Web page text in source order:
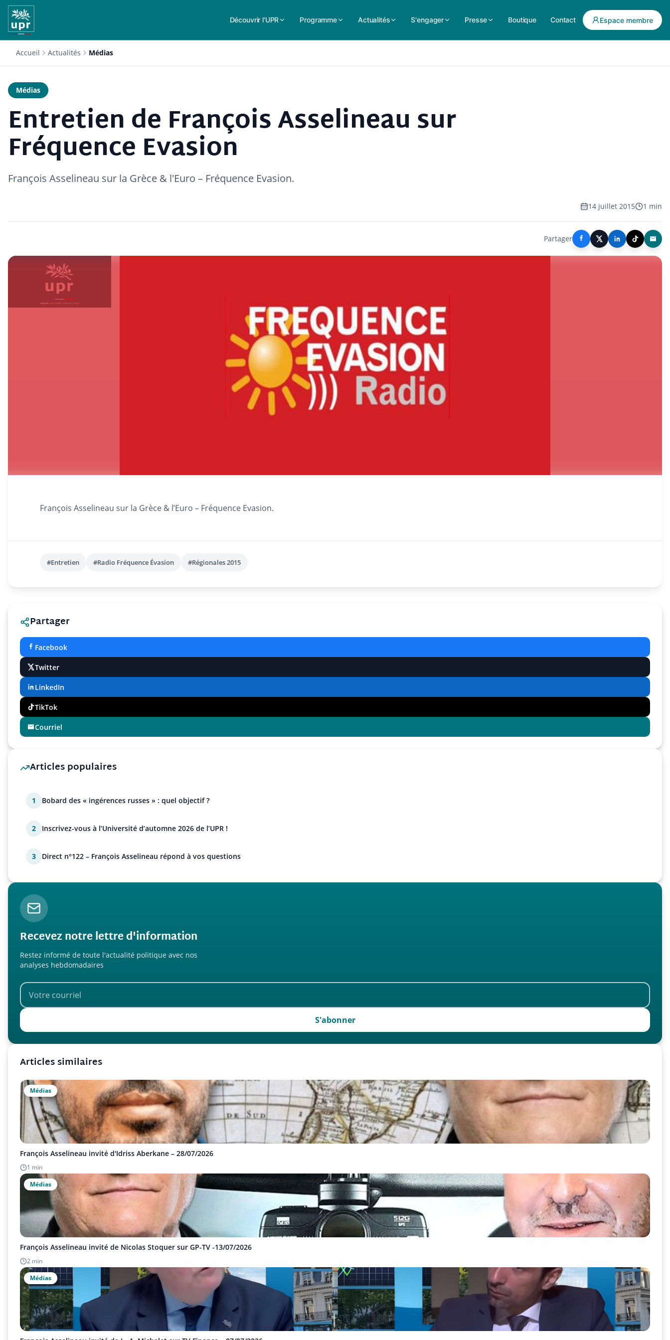
Découvrir l'UPR Programme Actualités S'engager Presse Boutique Contact Espace membre
Accueil Actualités Médias
Médias
Entretien de François Asselineau sur
Fréquence Evasion
François Asselineau sur la Grèce & l'Euro – Fréquence Evasion.
14 juillet 2015 1 min
Partager
François Asselineau sur la Grèce & l’Euro – Fréquence Evasion.
#Entretien #Radio Fréquence Évasion #Régionales 2015
Partager
Facebook
Twitter
LinkedIn
TikTok
Courriel
Articles populaires
1 Bobard des « ingérences russes » : quel objectif ?
2 Inscrivez-vous à l’Université d’automne 2026 de l’UPR !
3 Direct n°122 – François Asselineau répond à vos questions
Recevez notre lettre d'information
Restez informé de toute l'actualité politique avec nos
analyses hebdomadaires
S'abonner
Articles similaires
Médias
François Asselineau invité d'Idriss Aberkane – 28/07/2026
1 min
Médias
François Asselineau invité de Nicolas Stoquer sur GP-TV -13/07/2026
2 min
Médias